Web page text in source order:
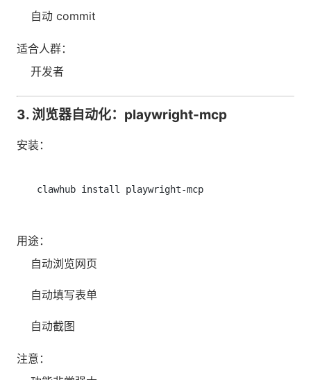
自动 commit
适合人群：
开发者
3. 浏览器自动化：playwright-mcp
安装：
用途：
自动浏览网页
自动填写表单
自动截图
注意：